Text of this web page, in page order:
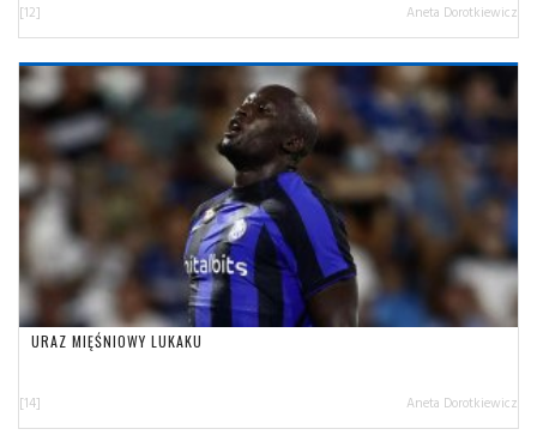
[12] Aneta Dorotkiewicz
URAZ MIĘŚNIOWY LUKAKU
[14] Aneta Dorotkiewicz